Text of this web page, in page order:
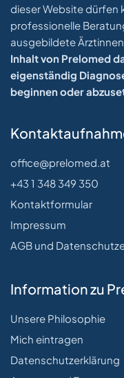
dieser Website dürfen
professionelle
ausgebildete
Inhalt von Prelomed
eigenständig
beginnen oder
office@prelomed.at
+43 1 348 349 350
Kontaktformular
Impressum
AGB und
Information zu
Unsere Philosophie
Mich eintragen
Datenschutzerklärung